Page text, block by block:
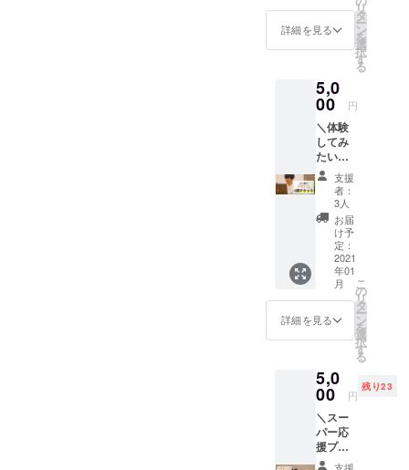
トな話
をして
みた
い。交
る場を
待って
まし
た！と
いう方
はこち
らから
お願い
しま
す。
【リ
ターン
内容】
Pit in 運
営メン
バーオ
ンライ
で開催
※2021
年1月〜
2月頃を
予定し
ており
ます。
詳細を見る
リ
タ
ー
ン
を
選
択
す
る
5,0
00 円
＼体験
してみ
たい方
オスス
メ！／
Pit inを
1回受け
ること
ができ
ます！
Pit in 1
回チ
ケット
（社会
人用）
【定
8000円
（37.5
%割
引）】
※期限は
2021年
末まで
支援
者：
3人
お届
け予
定：
2021
年01
月
詳細を見る
こ
の
リ
タ
ー
ン
を
選
択
す
る
5,0
00 円
残り23
＼スー
パー応
援プラ
ン／ い支援